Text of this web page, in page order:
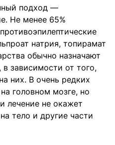
подход —
Не менее 65%
натрия, топирамат
обычно назначают
зависимости от того,
них. В очень редких
головном мозге, но
лечение не окажет
тело и другие части